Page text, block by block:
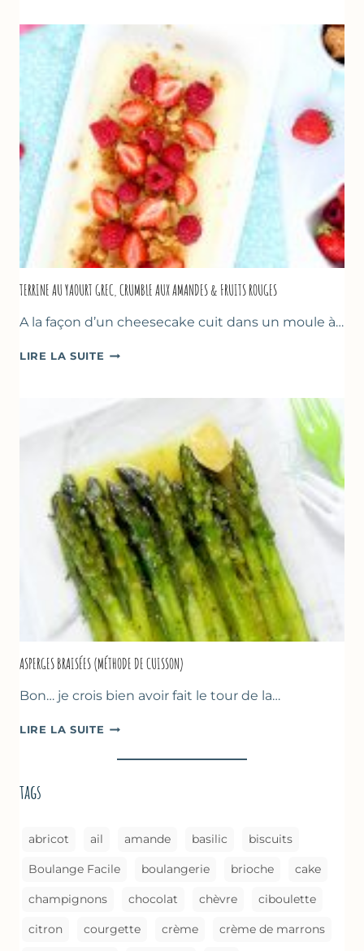
GOURMANDES
TERRINE AU YAOURT GREC, CRUMBLE AUX AMANDES & FRUITS ROUGES
A la façon d’un cheesecake cuit dans un moule à…
LIRE LA SUITE TERRINE
GREC,
AMANDES
&
FRUITS
ROUGES
ASPERGES BRAISÉES (MÉTHODE DE CUISSON)
Bon… je crois bien avoir fait le tour de la…
LIRE LA SUITE ASPERGES
(MÉTHODE
tags
abricot ail amande basilic biscuits
Boulange Facile boulangerie brioche cake
champignons chocolat chèvre ciboulette
citron courgette crème crème de marrons